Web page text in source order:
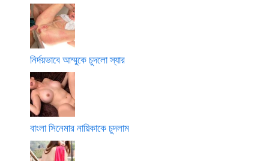
নির্দয়ভাবে আম্মুকে চুদলো স্যার
বাংলা সিনেমার নায়িকাকে চুদলাম